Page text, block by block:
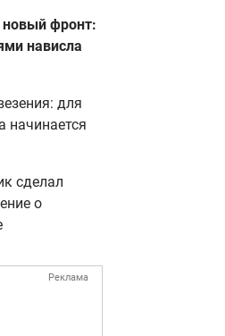
фронт:
нависла
для
начинается
сделал
о
Реклама